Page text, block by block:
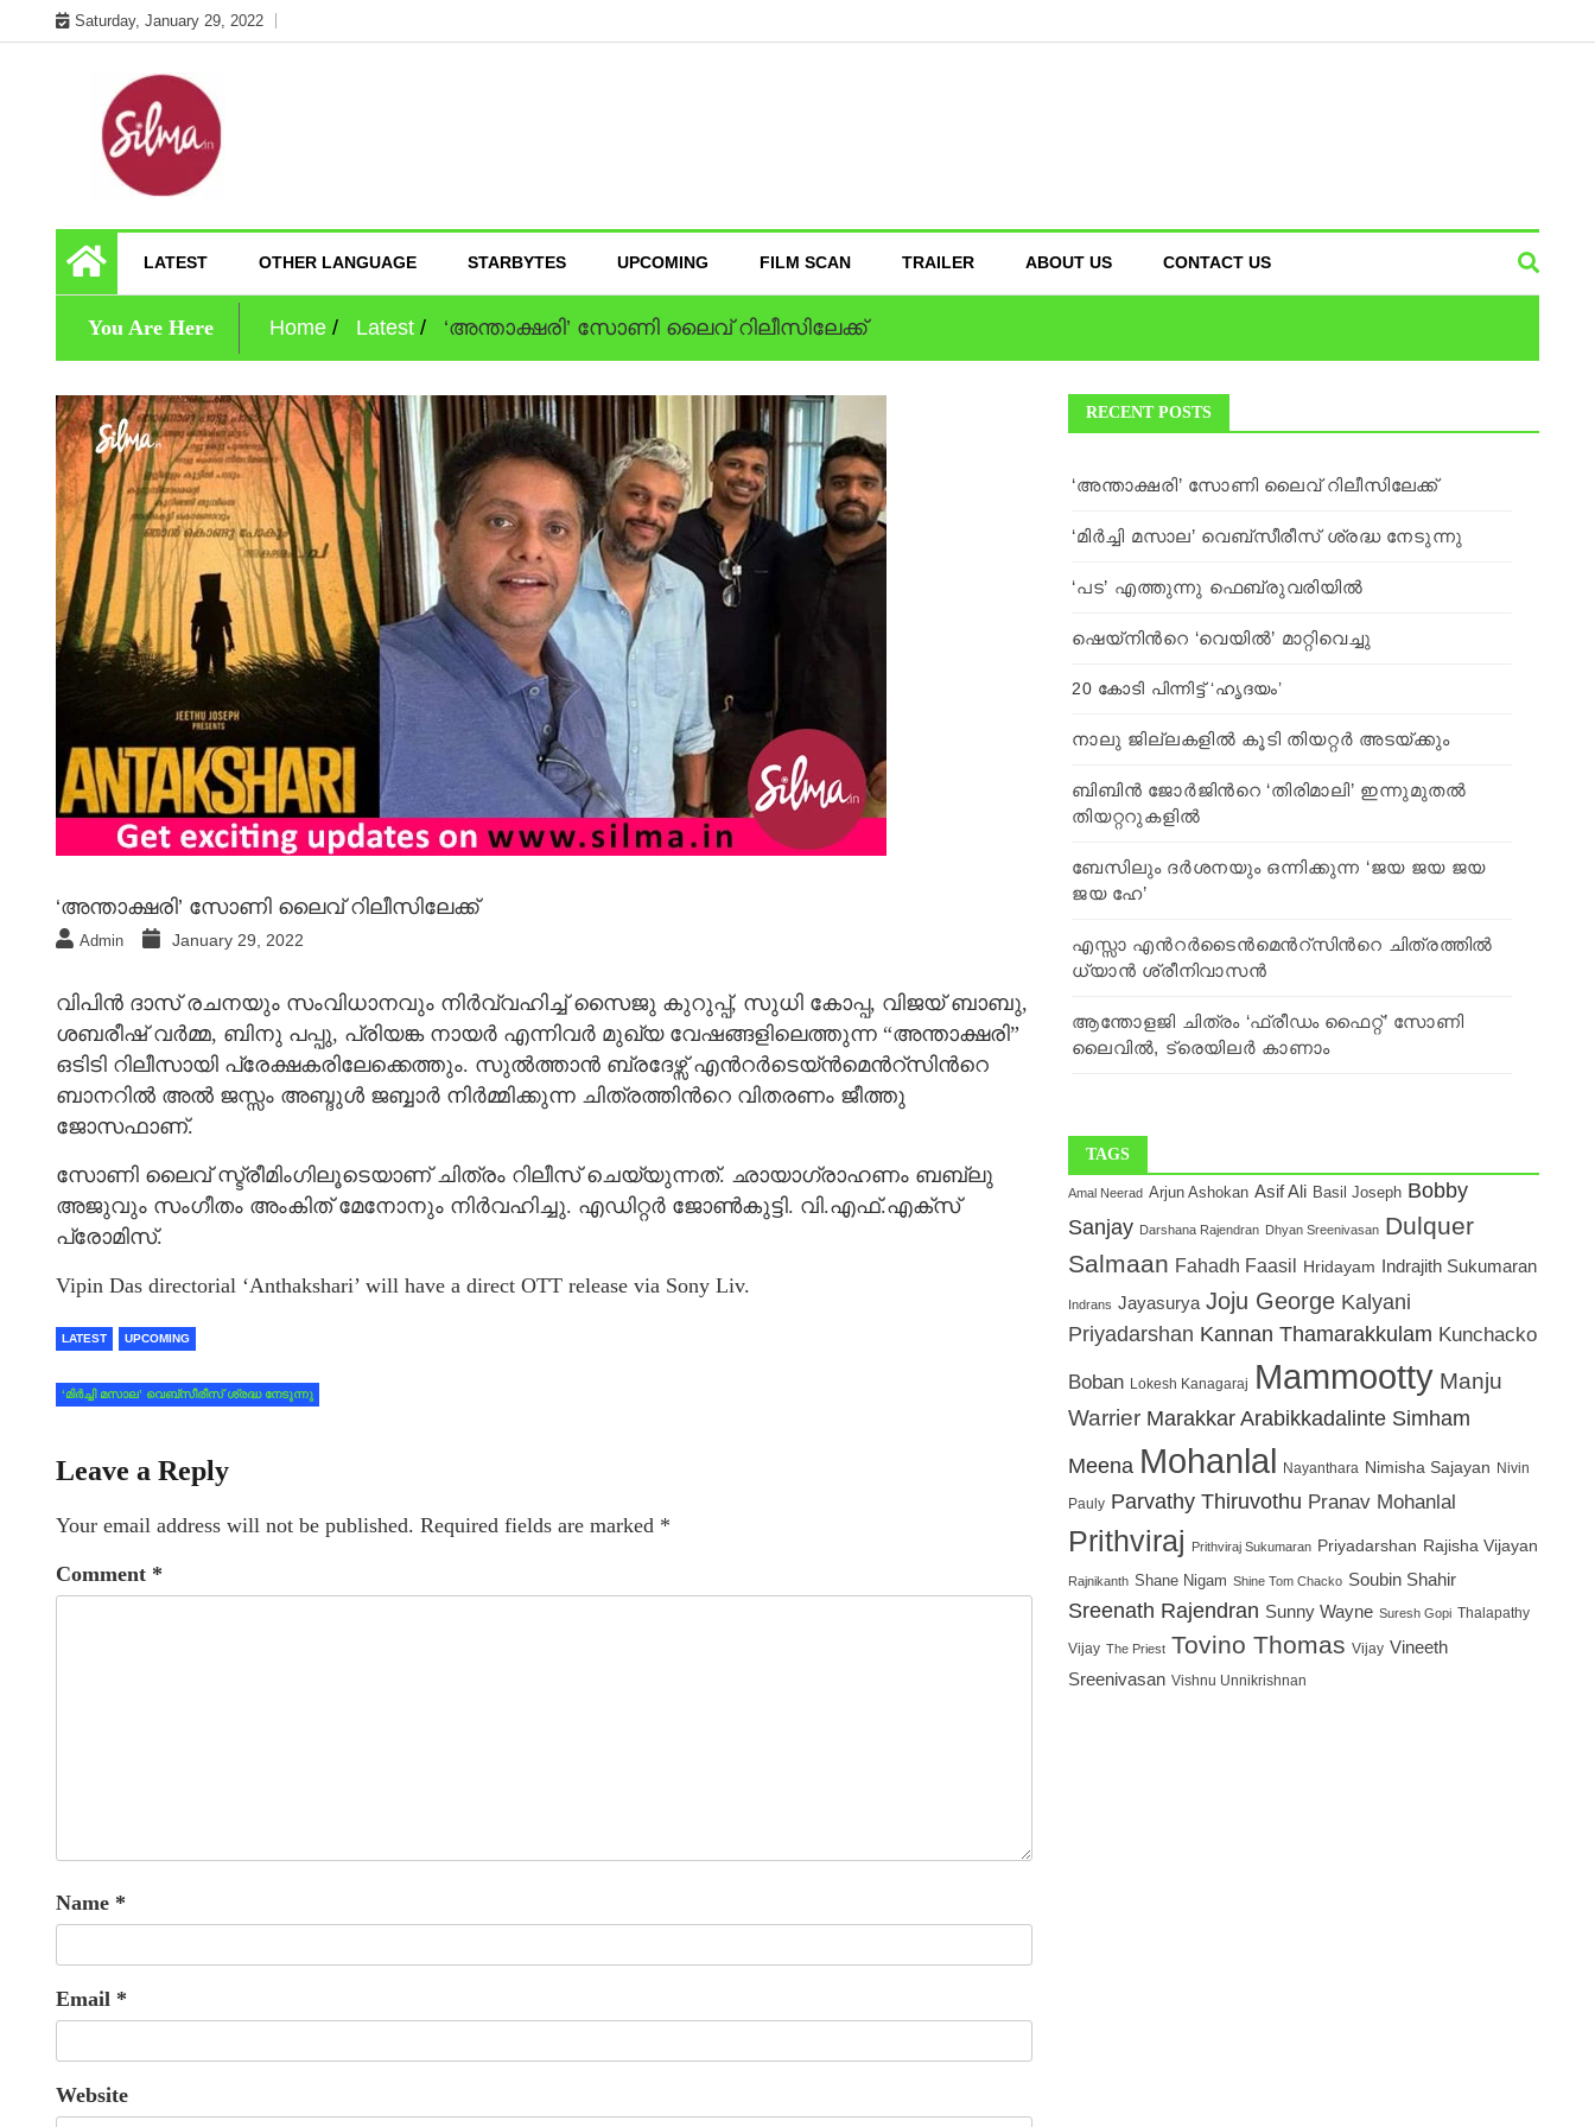
to
Saturday, January 29, 2022
Silma.in
LATEST OTHER LANGUAGE STARBYTES UPCOMING FILM SCAN TRAILER ABOUT US CONTACT US
You Are Here Home Latest ‘അന്താക്ഷരി’ സോണി ലൈവ് റിലീസിലേക്ക്
‘അന്താക്ഷരി’ സോണി ലൈവ് റിലീസിലേക്ക്
Admin January 29, 2022
വിപിന്‍ ദാസ് രചനയും സംവിധാനവും നിർവ്വഹിച്ച് സൈജു കുറുപ്പ്, സുധി കോപ്പ, വിജയ് ബാബു,
ശബരീഷ് വർമ്മ, ബിനു പപ്പു, പ്രിയങ്ക നായർ എന്നിവര്‍ മുഖ്യ വേഷങ്ങളിലെത്തുന്ന “അന്താക്ഷരി”
ഒടിടി റിലീസായി പ്രേക്ഷകരിലേക്കെത്തും. സുൽത്താൻ ബ്രദേഴ്സ് എന്‍റര്‍ടെയ്ൻമെന്‍റ്സിന്‍റെ
ബാനറിൽ അല്‍ ജസ്സം അബ്ദുള്‍ ജബ്ബാർ നിര്‍മ്മിക്കുന്ന ചിത്രത്തിന്‍റെ വിതരണം ജീത്തു
ജോസഫാണ്.
സോണി ലൈവ് സ്ട്രീമിംഗിലൂടെയാണ് ചിത്രം റിലീസ് ചെയ്യുന്നത്. ഛായാഗ്രാഹണം ബബ്‌ലു
അജുവും സംഗീതം അംകിത് മേനോനും നിര്‍വഹിച്ചു. എഡിറ്റര്‍ ജോണ്‍കുട്ടി. വി.എഫ്.എക്‌സ്
പ്രോമിസ്.
Vipin Das directorial ‘Anthakshari’ will have a direct OTT release via Sony Liv.
LATEST UPCOMING
‘മിർച്ചി മസാല’ വെബ്സീരീസ് ശ്രദ്ധ നേടുന്നു
Leave a Reply
Your email address will not be published. Required fields are marked *
Comment *
Name *
Email *
Website
RECENT POSTS
‘അന്താക്ഷരി’ സോണി ലൈവ് റിലീസിലേക്ക്
‘മിർച്ചി മസാല’ വെബ്സീരീസ് ശ്രദ്ധ നേടുന്നു
‘പട’ എത്തുന്നു ഫെബ്രുവരിയില്‍
ഷെയ്നിന്‍റെ ‘വെയില്‍’ മാറ്റിവെച്ചു
20 കോടി പിന്നിട്ട് ‘ഹൃദയം’
നാലു ജില്ലകളില്‍ കൂടി തിയറ്റര്‍ അടയ്ക്കും
ബിബിന്‍ ജോര്‍ജിന്‍റെ ‘തിരിമാലി’ ഇന്നുമുതല്‍
തിയറ്ററുകളില്‍
ബേസിലും ദര്‍ശനയും ഒന്നിക്കുന്ന ‘ജയ ജയ ജയ
ജയ ഹേ’
എസ്സാ എന്‍റര്‍ടൈൻമെന്‍റ്സിന്‍റെ ചിത്രത്തിൽ
ധ്യാൻ ശ്രീനിവാസൻ
ആന്തോളജി ചിത്രം ‘ഫ്രീഡം ഫൈറ്റ്’ സോണി
ലൈവില്‍, ട്രെയിലര്‍ കാണാം
TAGS
Amal Neerad Arjun Ashokan Asif Ali Basil Joseph Bobby
Sanjay Darshana Rajendran Dhyan Sreenivasan Dulquer
Salmaan Fahadh Faasil Hridayam Indrajith Sukumaran
Indrans Jayasurya Joju George Kalyani
Priyadarshan Kannan Thamarakkulam Kunchacko
Boban Lokesh Kanagaraj Mammootty Manju
Warrier Marakkar Arabikkadalinte Simham
Meena Mohanlal Nayanthara Nimisha Sajayan Nivin
Pauly Parvathy Thiruvothu Pranav Mohanlal
Prithviraj Prithviraj Sukumaran Priyadarshan Rajisha Vijayan
Rajnikanth Shane Nigam Shine Tom Chacko Soubin Shahir
Sreenath Rajendran Sunny Wayne Suresh Gopi Thalapathy
Vijay The Priest Tovino Thomas Vijay Vineeth
Sreenivasan Vishnu Unnikrishnan